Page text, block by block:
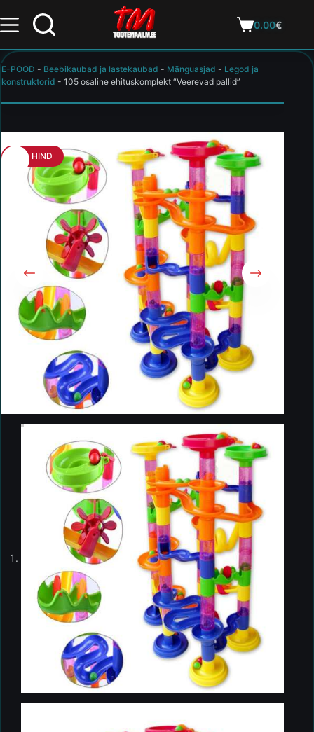
0.00€
E-POOD - Beebikaubad ja lastekaubad - Mänguasjad - Legod ja
konstruktorid - 105 osaline ehituskomplekt “Veerevad pallid”
HEA HIND